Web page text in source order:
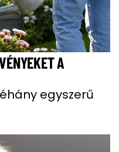
A
egyszerű